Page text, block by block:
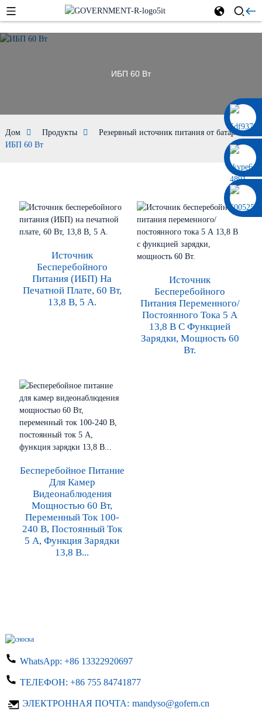
0086 13322920697
ИБП 60 Вт
Дом Продукты
Резервный источник питания от батареи
ИБП 60 Вт
Источник
Бесперебойного
Питания (ИБП) На
Печатной Плате, 60 Вт,
13,8 В, 5 А.
Источник
Бесперебойного
Питания Переменного/
Постоянного Тока 5 А
13,8 В С Функцией
Зарядки, Мощность 60
Вт.
Бесперебойное Питание
Для Камер
Видеонаблюдения
Мощностью 60 Вт,
Переменный Ток 100-
240 В, Постоянный Ток
5 А, Функция Зарядки
13,8 В...
WhatsApp: +86 13322920697
ТЕЛЕФОН: +86 755 84741877
ЭЛЕКТРОННАЯ ПОЧТА: mandyso@gofern.cn